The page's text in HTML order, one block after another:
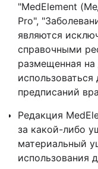
"MedElement
Pro",
являются
справочными
размещенная
предписаний
Редакция
за какой-либо
материальный
использования